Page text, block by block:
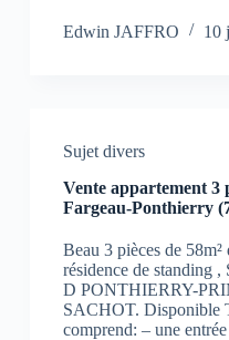
Edwin JAFFRO 10
Sujet divers
Vente appartement 3
Fargeau-Ponthierry
Beau 3 pièces de
résidence de standing
D PONTHIERRY-
SACHOT. Disponible
comprend: – une